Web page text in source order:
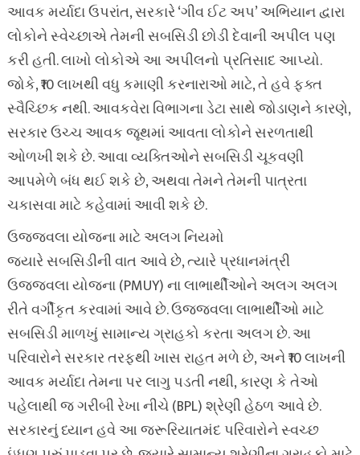
આવક મર્યાદા ઉપરાંત, સરકારે ‘ગીવ ઈટ અપ’ અભિયાન દ્વારા
લોકોને સ્વેચ્છાએ તેમની સબસિડી છોડી દેવાની અપીલ પણ
કરી હતી. લાખો લોકોએ આ અપીલનો પ્રતિસાદ આપ્યો.
જોકે, ₹10 લાખથી વધુ કમાણી કરનારાઓ માટે, તે હવે ફક્ત
સ્વૈચ્છિક નથી. આવકવેરા વિભાગના ડેટા સાથે જોડાણને કારણે,
સરકાર ઉચ્ચ આવક જૂથમાં આવતા લોકોને સરળતાથી
ઓળખી શકે છે. આવા વ્યક્તિઓને સબસિડી ચૂકવણી
આપમેળે બંધ થઈ શકે છે, અથવા તેમને તેમની પાત્રતા
ચકાસવા માટે કહેવામાં આવી શકે છે.
ઉજ્જવલા યોજના માટે અલગ નિયમો
જ્યારે સબસિડીની વાત આવે છે, ત્યારે પ્રધાનમંત્રી
ઉજ્જવલા યોજના (PMUY) ના લાભાર્થીઓને અલગ અલગ
રીતે વર્ગીકૃત કરવામાં આવે છે. ઉજ્જવલા લાભાર્થીઓ માટે
સબસિડી માળખું સામાન્ય ગ્રાહકો કરતા અલગ છે. આ
પરિવારોને સરકાર તરફથી ખાસ રાહત મળે છે, અને ₹10 લાખની
આવક મર્યાદા તેમના પર લાગુ પડતી નથી, કારણ કે તેઓ
પહેલાથી જ ગરીબી રેખા નીચે (BPL) શ્રેણી હેઠળ આવે છે.
સરકારનું ધ્યાન હવે આ જરૂરિયાતમંદ પરિવારોને સ્વચ્છ